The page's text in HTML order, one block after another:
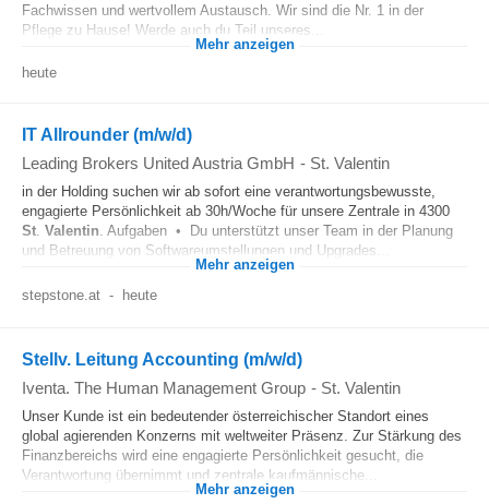
Fachwissen und wertvollem Austausch. Wir sind die Nr. 1 in der
Pflege zu Hause! Werde auch du Teil unseres...
Mehr anzeigen
heute
IT Allrounder (m/w/d)
Leading Brokers United Austria GmbH - St. Valentin
in der Holding suchen wir ab sofort eine verantwortungsbewusste,
engagierte Persönlichkeit ab 30h/Woche für unsere Zentrale in 4300
St. Valentin. Aufgaben • Du unterstützt unser Team in der Planung
und Betreuung von Softwareumstellungen und Upgrades...
Mehr anzeigen
stepstone.at - heute
Stellv. Leitung Accounting (m/w/d)
Iventa. The Human Management Group - St. Valentin
Unser Kunde ist ein bedeutender österreichischer Standort eines
global agierenden Konzerns mit weltweiter Präsenz. Zur Stärkung des
Finanzbereichs wird eine engagierte Persönlichkeit gesucht, die
Verantwortung übernimmt und zentrale kaufmännische...
Mehr anzeigen